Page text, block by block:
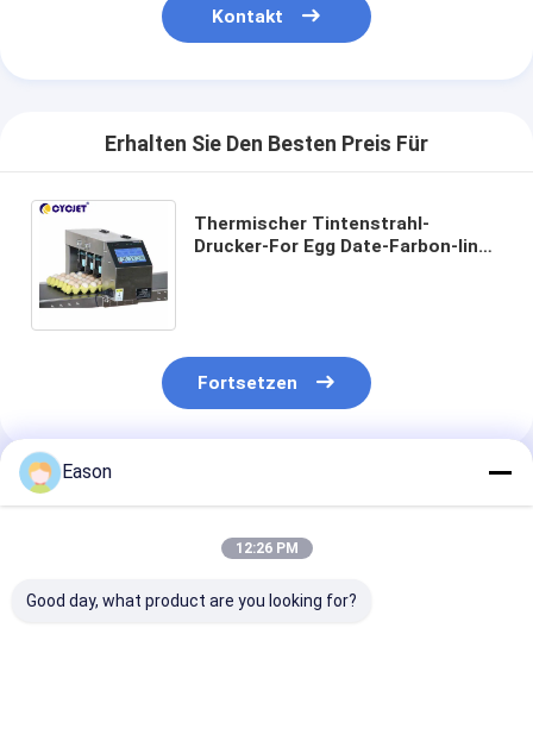
Kontakt
Erhalten Sie Den Besten Preis Für
Thermischer Tintenstrahl-
Drucker-For Egg Date-Farbon-line-
Fortsetzen
Empfohlene Produkte
Eason
12:26 PM
Good day, what product are you looking for?